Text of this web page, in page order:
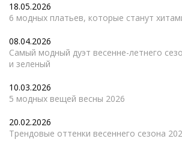
18.05.2026
6 модных платьев, которые станут
08.04.2026
Самый модный дуэт весенне-летнего
и зеленый
10.03.2026
5 модных вещей весны 2026
20.02.2026
Трендовые оттенки весеннего сезона